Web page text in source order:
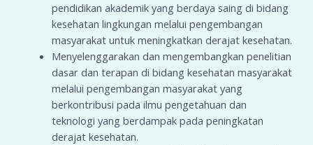
pendidikan akademik yang berdaya saing di bidang
kesehatan lingkungan melalui pengembangan
masyarakat untuk meningkatkan derajat kesehatan.
Menyelenggarakan dan mengembangkan penelitian
dasar dan terapan di bidang kesehatan masyarakat
melalui pengembangan masyarakat yang
berkontribusi pada ilmu pengetahuan dan
teknologi yang berdampak pada peningkatan
derajat kesehatan.